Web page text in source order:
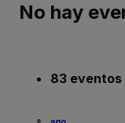
No hay
83 eventos